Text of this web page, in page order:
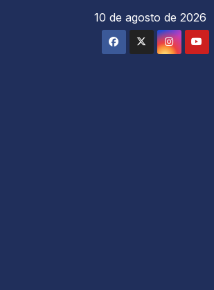
10 de agosto de 2026